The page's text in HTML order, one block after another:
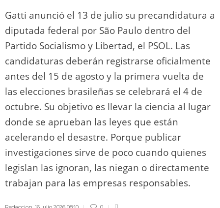
Gatti anunció el 13 de julio su precandidatura a
diputada federal por São Paulo dentro del
Partido Socialismo y Libertad, el PSOL. Las
candidaturas deberán registrarse oficialmente
antes del 15 de agosto y la primera vuelta de
las elecciones brasileñas se celebrará el 4 de
octubre. Su objetivo es llevar la ciencia al lugar
donde se aprueban las leyes que están
acelerando el desastre. Porque publicar
investigaciones sirve de poco cuando quienes
legislan las ignoran, las niegan o directamente
trabajan para las empresas responsables.